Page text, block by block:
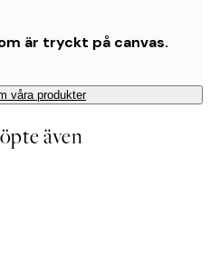
är tryckt på canvas.
våra produkter
även